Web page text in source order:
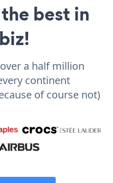
best in
a half million
continent
of course not)